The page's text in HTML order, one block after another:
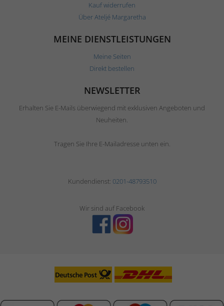
Kauf widerrufen
Über Ateljé Margaretha
MEINE DIENSTLEISTUNGEN
Meine Seiten
Direkt bestellen
NEWSLETTER
Erhalten Sie E-Mails überwiegend mit exklusiven Angeboten und
Neuheiten.
Tragen Sie Ihre E-Mailadresse unten ein.
Kundendienst: 0201-48793510
Wir sind auf Facebook